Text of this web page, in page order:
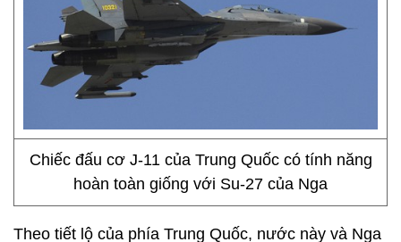
Chiếc đấu cơ J-11 của Trung Quốc có tính năng
hoàn toàn giống với Su-27 của Nga
Theo tiết lộ của phía Trung Quốc, nước này và Nga